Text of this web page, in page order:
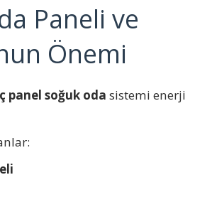
Paneli ve
Önemi
panel soğuk oda sistemi enerji